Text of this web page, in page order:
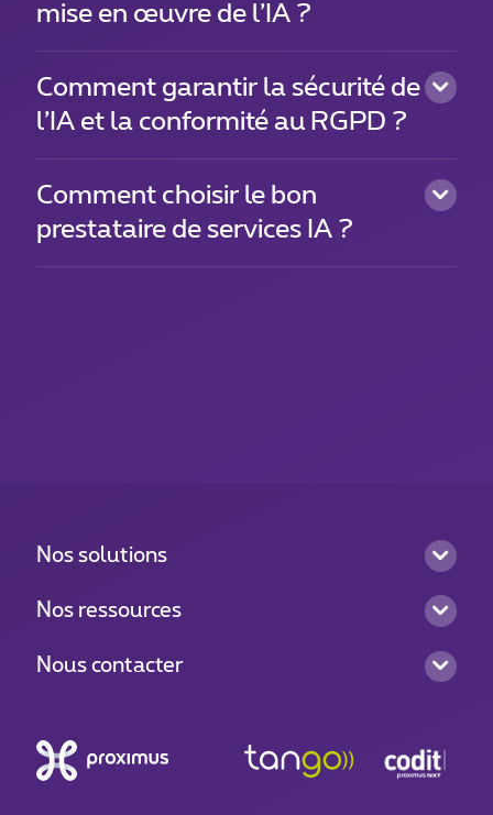
mise en œuvre de l’IA ?
Comment garantir la sécurité de
l’IA et la conformité au RGPD ?
Comment choisir le bon
prestataire de services IA ?
Nos solutions
Nos ressources
Nous contacter